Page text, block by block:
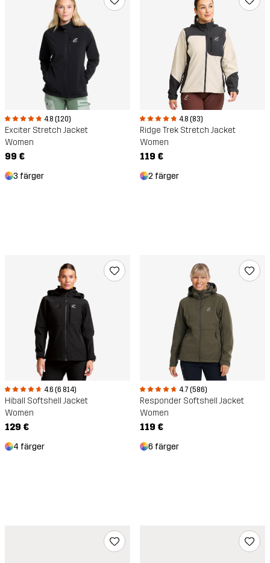
4.8 (120)
Exciter Stretch Jacket
Women
99 €
3 färger
4.8 (83)
Ridge Trek Stretch Jacket
Women
119 €
2 färger
4.6 (6 814)
Hiball Softshell Jacket
Women
129 €
4 färger
4.7 (586)
Responder Softshell Jacket
Women
119 €
6 färger